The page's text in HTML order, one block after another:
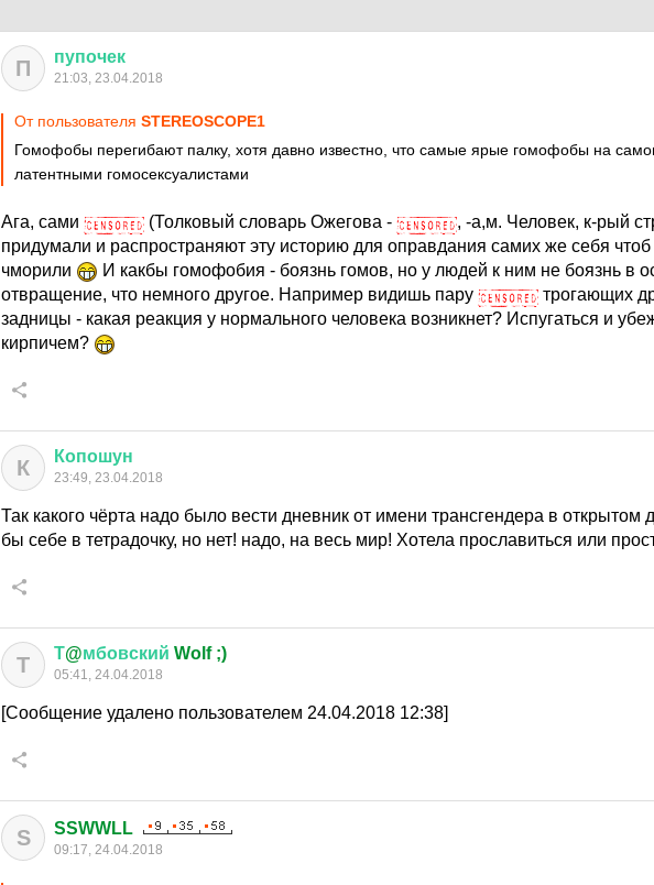
П пупочек
21:03, 23.04.2018
От пользователя STEREOSCOPE1
Гомофобы перегибают палку, хотя давно известно, что самые ярые гомофобы на
латентными гомосексуалистами
Ага, сами (Толковый словарь Ожегова - , -а,м. Человек, к-рый
придумали и распространяют эту историю для оправдания самих же себя
чморили
И какбы гомофобия - боязнь гомов, но у людей к ним не боязнь в
отвращение, что немного другое. Например видишь пару
трогающих
задницы - какая реакция у нормального человека возникнет? Испугаться и
кирпичем?
К Копошун
23:49, 23.04.2018
Так какого чёрта надо было вести дневник от имени трансгендера в открытом
бы себе в тетрадочку, но нет! надо, на весь мир! Хотела прославиться или
Т Т@мбовский Wolf ;)
05:41, 24.04.2018
[Сообщение удалено пользователем 24.04.2018 12:38]
S SSWWLL
09:17, 24.04.2018